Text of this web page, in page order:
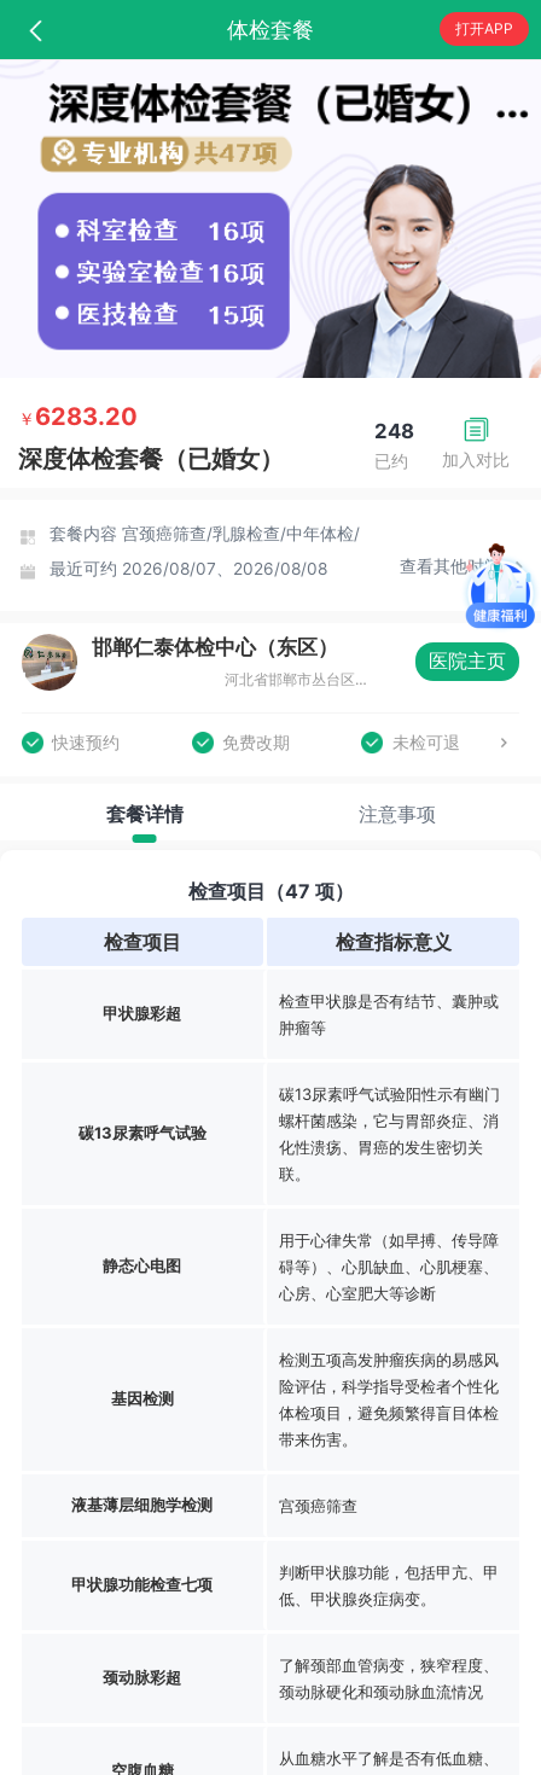
体检套餐 打开APP
加入对比
248
已约
￥ 6283.20
深度体检套餐（已婚女）
套餐内容 宫颈癌筛查/乳腺检查/中年体检/
最近可约 2026/08/07、2026/08/08 查看其他时间
邯郸仁泰体检中心（东区）
河北省邯郸市丛台区人民东路锦河湾17号商业街
医院主页
快速预约 免费改期 未检可退
套餐详情 注意事项
检查项目（47 项）
检查项目 检查指标意义
甲状腺彩超
检查甲状腺是否有结节、囊肿或
肿瘤等
碳13尿素呼气试验
碳13尿素呼气试验阳性示有幽门
螺杆菌感染，它与胃部炎症、消
化性溃疡、胃癌的发生密切关
联。
静态心电图
用于心律失常（如早搏、传导障
碍等）、心肌缺血、心肌梗塞、
心房、心室肥大等诊断
基因检测
检测五项高发肿瘤疾病的易感风
险评估，科学指导受检者个性化
体检项目，避免频繁得盲目体检
带来伤害。
液基薄层细胞学检测 宫颈癌筛查
甲状腺功能检查七项
判断甲状腺功能，包括甲亢、甲
低、甲状腺炎症病变。
颈动脉彩超
了解颈部血管病变，狭窄程度、
颈动脉硬化和颈动脉血流情况
空腹血糖
从血糖水平了解是否有低血糖、